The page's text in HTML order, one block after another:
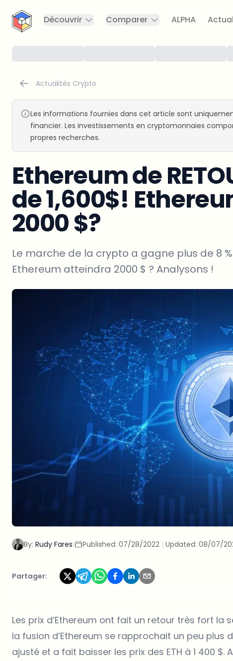
CryptoTicker
Découvrir
Comparer ALPHA
Actualités Crypto
Les informations fournies dans cet article sont
financier. Les investissements en cryptomonnaies
propres recherches.
Ethereum de
de 1,600$!
2000 $?
Le marche de la crypto a gagne plus de 8
Ethereum atteindra 2000 $ ? Analysons !
By: Rudy Fares| Published: 07/28/2022 | Updated: 08/07/
Partager:
Les prix d’Ethereum ont fait un retour très fort la
la fusion d’Ethereum se rapprochait un peu plus
ajusté et a fait baisser les prix des ETH à 1 400